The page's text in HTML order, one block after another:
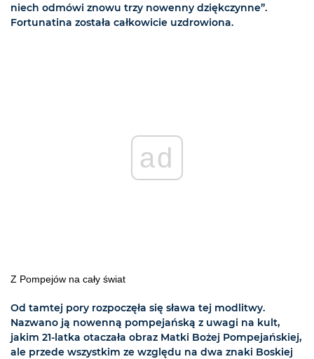
niech odmówi znowu trzy nowenny dziękczynne”.
Fortunatina została całkowicie uzdrowiona.
ad
Z Pompejów na cały świat
Od tamtej pory rozpoczęła się sława tej modlitwy.
Nazwano ją nowenną pompejańską z uwagi na kult,
jakim 21-latka otaczała obraz Matki Bożej Pompejańskiej,
ale przede wszystkim ze względu na dwa znaki Boskiej